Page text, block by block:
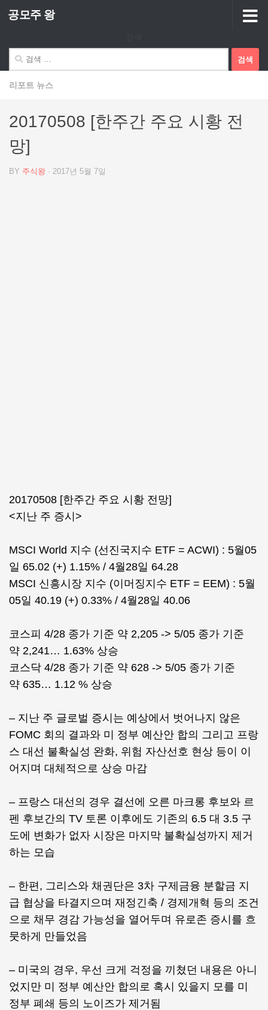
Skip to content
공모주 왕
색:
리포트 뉴스
20170508 [한주간 주요 시황 전
망]
BY 주식왕 · 2017년 5월 7일
20170508 [한주간 주요 시황 전망]
<지난 주 증시>
MSCI World 지수 (선진국지수 ETF = ACWI) : 5월05
일 65.02 (+) 1.15% / 4월28일 64.28
MSCI 신흥시장 지수 (이머징지수 ETF = EEM) : 5월
05일 40.19 (+) 0.33% / 4월28일 40.06
코스피 4/28 종가 기준 약 2,205 -> 5/05 종가 기준
약 2,241… 1.63% 상승
코스닥 4/28 종가 기준 약 628 -> 5/05 종가 기준
약 635… 1.12 % 상승
– 지난 주 글로벌 증시는 예상에서 벗어나지 않은
FOMC 회의 결과와 미 정부 예산안 합의 그리고 프랑
스 대선 불확실성 완화, 위험 자산선호 현상 등이 이
어지며 대체적으로 상승 마감
– 프랑스 대선의 경우 결선에 오른 마크롱 후보와 르
펜 후보간의 TV 토론 이후에도 기존의 6.5 대 3.5 구
도에 변화가 없자 시장은 마지막 불확실성까지 제거
하는 모습
– 한편, 그리스와 채권단은 3차 구제금융 분할금 지
급 협상을 타결지으며 재정긴축 / 경제개혁 등의 조건
으로 채무 경감 가능성을 열어두며 유로존 증시를 흐
뭇하게 만들었음
– 미국의 경우, 우선 크게 걱정을 끼쳤던 내용은 아니
었지만 미 정부 예산안 합의로 혹시 있을지 모를 미
정부 폐쇄 등의 노이즈가 제거됨